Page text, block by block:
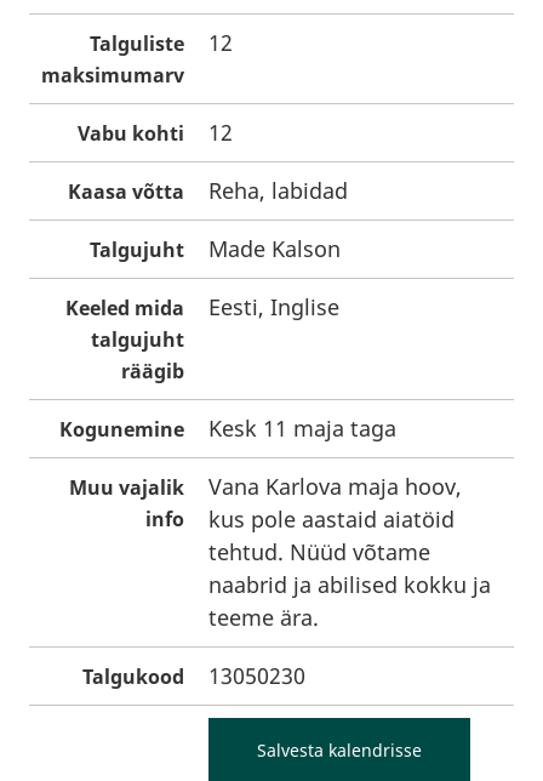
Talguliste
maksimumarv
12
Vabu kohti 12
Kaasa võtta Reha, labidad
Talgujuht Made Kalson
Keeled mida
talgujuht
räägib
Eesti, Inglise
Kogunemine Kesk 11 maja taga
Muu vajalik
info
Vana Karlova maja hoov,
kus pole aastaid aiatöid
tehtud. Nüüd võtame
naabrid ja abilised kokku ja
teeme ära.
Talgukood 13050230
Salvesta kalendrisse